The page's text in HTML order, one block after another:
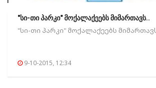
"სი-თი პარკი" მოქალაქეებს მიმართავს..
"სი-თი პარკი" მოქალაქეებს
9-10-2015, 12:34